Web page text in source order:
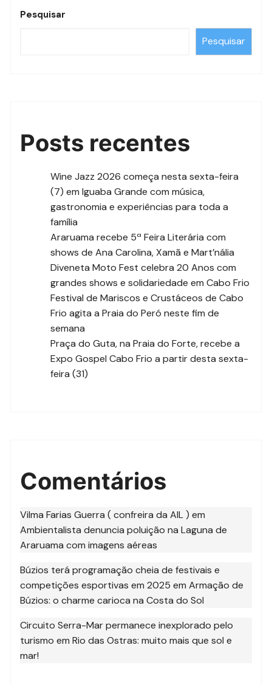
Pesquisar
Pesquisar
Posts recentes
Wine Jazz 2026 começa nesta sexta-feira
(7) em Iguaba Grande com música,
gastronomia e experiências para toda a
família
Araruama recebe 5ª Feira Literária com
shows de Ana Carolina, Xamã e Mart’nália
Diveneta Moto Fest celebra 20 Anos com
grandes shows e solidariedade em Cabo Frio
Festival de Mariscos e Crustáceos de Cabo
Frio agita a Praia do Peró neste fim de
semana
Praça do Guta, na Praia do Forte, recebe a
Expo Gospel Cabo Frio a partir desta sexta-
feira (31)
Comentários
Vilma Farias Guerra ( confreira da AIL ) em
Ambientalista denuncia poluição na Laguna de
Araruama com imagens aéreas
Búzios terá programação cheia de festivais e
competições esportivas em 2025 emArmação de
Búzios: o charme carioca na Costa do Sol
Circuito Serra-Mar permanece inexplorado pelo
turismo emRio das Ostras: muito mais que sol e
mar!